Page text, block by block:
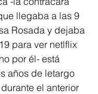
llegaba a las 9
Rosada y dejaba
para ver netlflix
por él- está
años de letargo
el anterior